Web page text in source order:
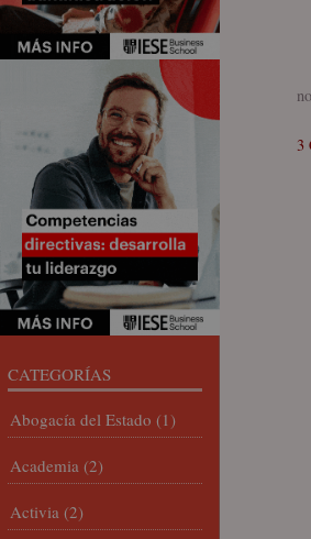
3
CATEGORÍAS
Abogacía del Estado (1)
Academia (2)
Activia (2)